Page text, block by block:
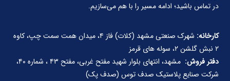
در تماس باشید؛ ادامه مسیر را با هم می‌سازیم.
کارخانه:
شهرک صنعتی مشهد (کلات) فاز ۴، میدان همت سمت چپ، کاوه
۲ نبش گلشن ۲، سوله های قرمز
دفتر فروش:
مشهد، انتهای بلوار شهید مفتح غربی، مفتح ۴۳ ، شماره ۴۰،
شرکت صنایع پلاستیک صدف توس (صدف پک)